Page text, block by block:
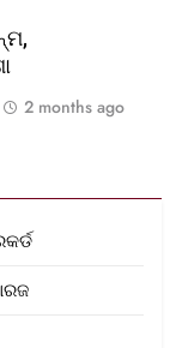
2 months ago